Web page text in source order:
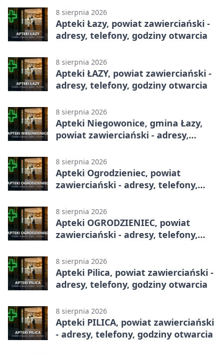
8 sierpnia 2026
Apteki Łazy, powiat zawierciański -
adresy, telefony, godziny otwarcia
8 sierpnia 2026
Apteki ŁAZY, powiat zawierciański -
adresy, telefony, godziny otwarcia
8 sierpnia 2026
Apteki Niegowonice, gmina Łazy,
powiat zawierciański - adresy,
8 sierpnia 2026
Apteki Ogrodzieniec, powiat
zawierciański - adresy, telefony,
8 sierpnia 2026
Apteki OGRODZIENIEC, powiat
zawierciański - adresy, telefony,
8 sierpnia 2026
Apteki Pilica, powiat zawierciański -
adresy, telefony, godziny otwarcia
8 sierpnia 2026
Apteki PILICA, powiat zawierciański
- adresy, telefony, godziny otwarcia